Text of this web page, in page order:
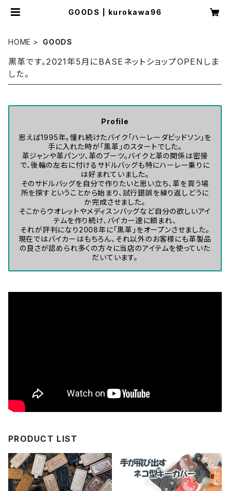
GOODS | kurokawa96
HOME GOODS
黒革です。2021年5月にBASEネットショップOPENしま
した。
Profile
思えば1995年。憧れ続けたバイク「ハーレーダビッドソン」を
手に入れた時が「黒革」のスタートでした。
革ジャンや革パンツ、革のブーツ。バイクと革の関係は密接
で、後輪の左右に付けるサドルバッグも特にハーレー乗りに
は好まれていました。
そのサドルバッグを自分で作りたいと思い立ち、革を買う場
所を探すということから始まり、試行錯誤を繰り返しどうに
か完成させました。
そこからウオレットやメディスンバッグなど自分の欲しいアイ
テムを作り続け、バイカー達に頼まれ、
それが評判になり2008年に「黒革」をオープンさせました。
現在ではバイカーはもちろん、それ以外のお客様にも革製品
の良さが認められ多くの方々に当店のアイテムを使っていた
だいています。
PRODUCT LIST